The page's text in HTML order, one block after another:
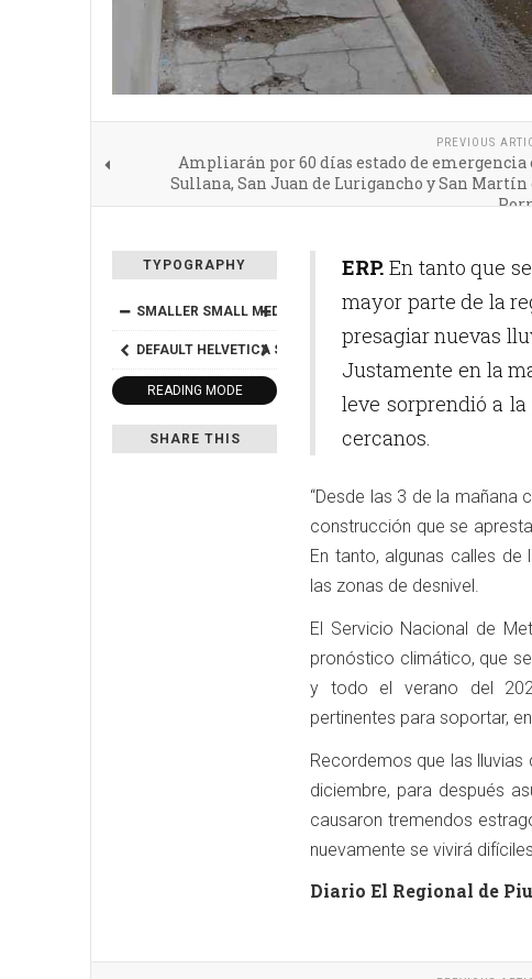
PREVIOUS
Ampliarán por 60 días estado de emergencia
Sullana, San Juan de Lurigancho y San Martín
TYPOGRAPHY
SMALLER SMALL MEDIUM BIGGER
DEFAULT HELVETICA SEGOE GEORGIA TIMES
READING MODE
SHARE THIS
ERP. En tanto que
mayor parte de la
presagiar nuevas
Justamente en la
leve sorprendió a
cercanos.
“Desde las 3 de la mañana
construcción que se
En tanto, algunas calles de
las zonas de desnivel.
El Servicio Nacional de
pronóstico climático, que
y todo el verano del
pertinentes para soportar,
Recordemos que las
diciembre, para después
causaron tremendos
nuevamente se vivirá
Diario El Regional de